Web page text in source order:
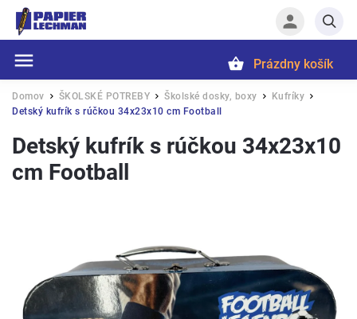
Hľadať
Prázdny košík
Domov / ŠKOLSKÉ POTREBY / Školské dosky, boxy / Kufríky /
Detský kufrík s rúčkou 34x23x10 cm Football
Detský kufrík s rúčkou 34x23x10
cm Football